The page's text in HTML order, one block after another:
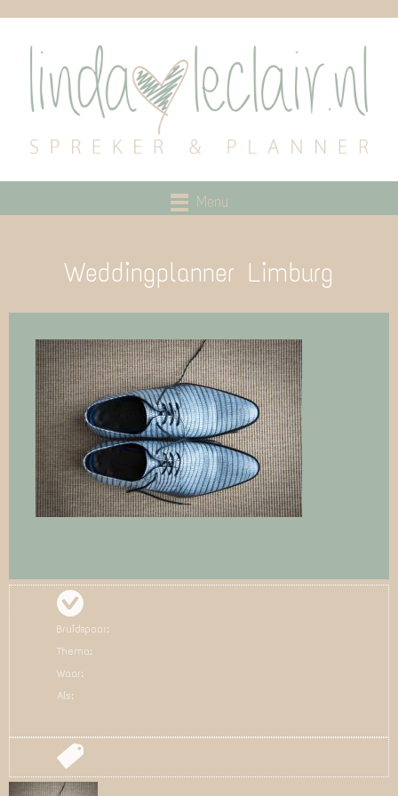
Menu
Weddingplanner Limburg
Bruidspaar:
Thema:
Waar:
Als: